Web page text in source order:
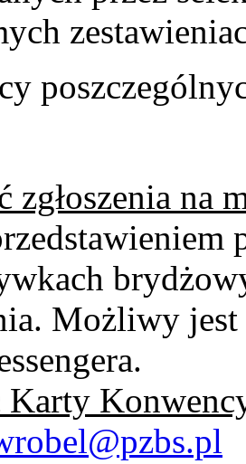
zgłoszenia na
Możliwy
Karty